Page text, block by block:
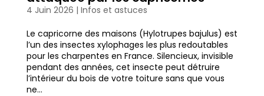
4 Juin 2026 | Infos et astuces
Le capricorne des maisons (Hylotrupes bajulus) est
l’un des insectes xylophages les plus redoutables
pour les charpentes en France. Silencieux, invisible
pendant des années, cet insecte peut détruire
l’intérieur du bois de votre toiture sans que vous
ne...